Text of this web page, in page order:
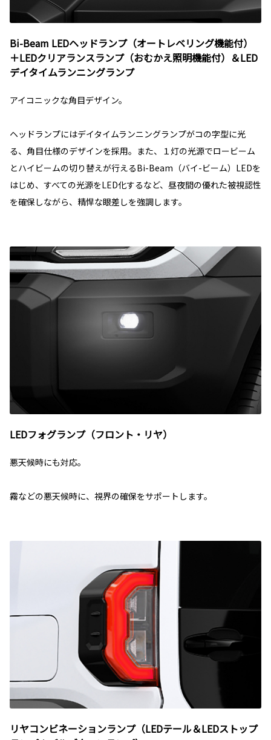
Bi-Beam LEDヘッドランプ（オートレベリング機能付）
＋LEDクリアランスランプ（おむかえ照明機能付）＆LED
デイタイムランニングランプ
アイコニックな角目デザイン。
ヘッドランプにはデイタイムランニングランプがコの字型に光
る、角目仕様のデザインを採用。また、１灯の光源でロービーム
とハイビームの切り替えが行えるBi-Beam（バイ-ビーム）LEDを
はじめ、すべての光源をLED化するなど、昼夜間の優れた被視認性
を確保しながら、精悍な眼差しを強調します。
LEDフォグランプ（フロント・リヤ）
悪天候時にも対応。
霧などの悪天候時に、視界の確保をサポートします。
リヤコンビネーションランプ（LEDテール＆LEDストップ